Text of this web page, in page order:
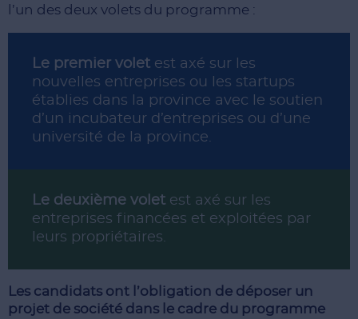
l’un des deux volets du programme :
Le premier volet est axé sur les
nouvelles entreprises ou les startups
établies dans la province avec le soutien
d’un incubateur d’entreprises ou d’une
université de la province.
Le deuxième volet est axé sur les
entreprises financées et exploitées par
leurs propriétaires.
Les candidats ont l’obligation de déposer un
projet de société dans le cadre du programme